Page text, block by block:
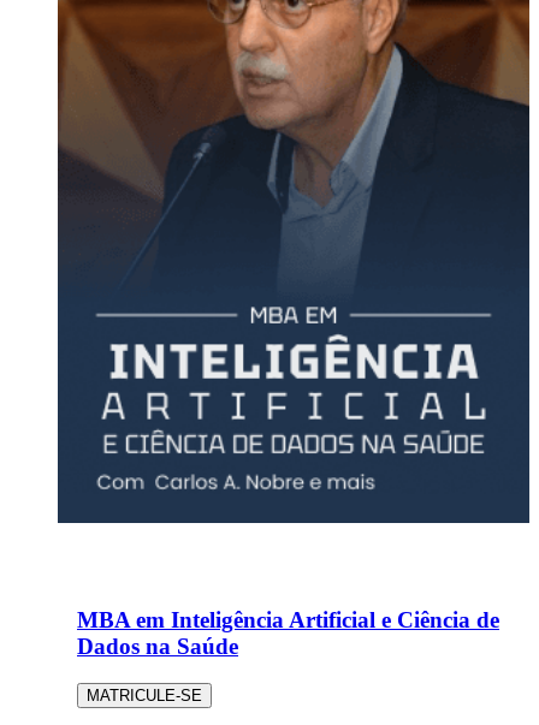
MBA em Inteligência Artificial e Ciência de
Dados na Saúde
MATRICULE-SE